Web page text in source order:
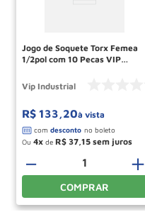
Jogo de Soquete Torx Femea
1/2pol com 10 Pecas VIP
Vip Industrial
R$ 133,20à vista
Ou 4 de R$ 37 15
＋
－
COMPRAR